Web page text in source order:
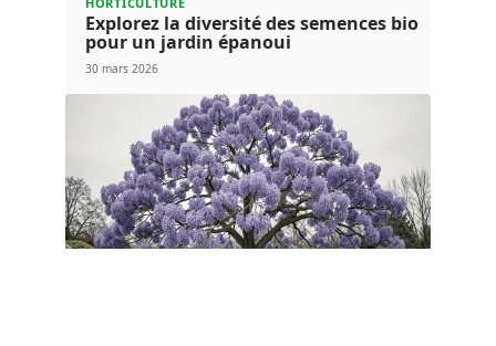
Explorez la diversité des semences bio
pour un jardin épanoui
30 mars 2026